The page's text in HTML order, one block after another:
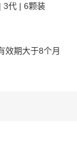
3代 | 6颗装
效期大于8个月